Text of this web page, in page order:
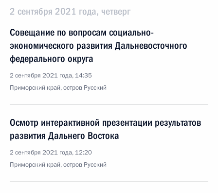
2 сентября 2021 года, четверг
Совещание по вопросам социально-
экономического развития Дальневосточного
федерального округа
2 сентября 2021 года, 14:35
Приморский край, остров Русский
Осмотр интерактивной презентации результатов
развития Дальнего Востока
2 сентября 2021 года, 12:20
Приморский край, остров Русский